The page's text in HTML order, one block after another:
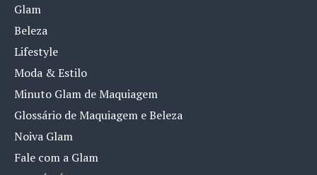
Glam
Beleza
Lifestyle
Moda & Estilo
Minuto Glam de Maquiagem
Glossário de Maquiagem e Beleza
Noiva Glam
Fale com a Glam